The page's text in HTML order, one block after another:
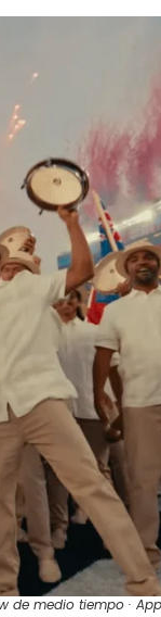
medio tiempo ·